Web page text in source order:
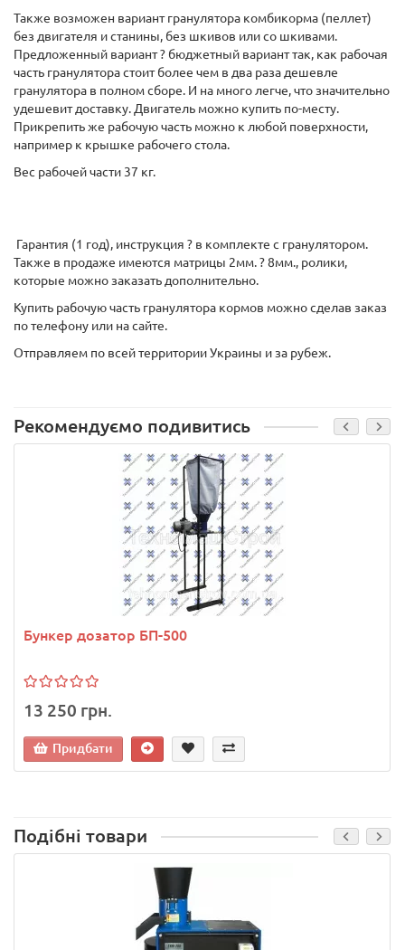
Также возможен вариант гранулятора комбикорма (пеллет)
без двигателя и станины, без шкивов или со шкивами.
Предложенный вариант ? бюджетный вариант так, как рабочая
часть гранулятора стоит более чем в два раза дешевле
гранулятора в полном сборе. И на много легче, что значительно
удешевит доставку. Двигатель можно купить по-месту.
Прикрепить же рабочую часть можно к любой поверхности,
например к крышке рабочего стола.
Вес рабочей части 37 кг.
Гарантия (1 год), инструкция ? в комплекте с гранулятором.
Также в продаже имеются матрицы 2мм. ? 8мм., ролики,
которые можно заказать дополнительно.
Купить рабочую часть гранулятора кормов можно сделав заказ
по телефону или на сайте.
Отправляем по всей территории Украины и за рубеж.
Рекомендуємо подивитись
Бункер дозатор БП-500
13 250 грн.
Придбати
Подібні товари